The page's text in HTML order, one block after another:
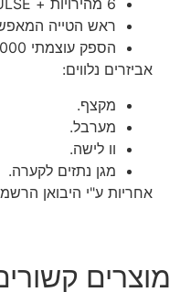
6 מהירויות + PULSE.
ראש הטייה
הספק עוצמתי 2000 וואט.
אביזרים נלווים:
מקצף.
מערבל.
וו לישה.
מגן נתזים לקערה.
אחריות ע"י היבואן
מוצרים